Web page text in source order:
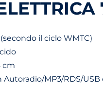
il ciclo WMTC)
cm
MP3/RDS/